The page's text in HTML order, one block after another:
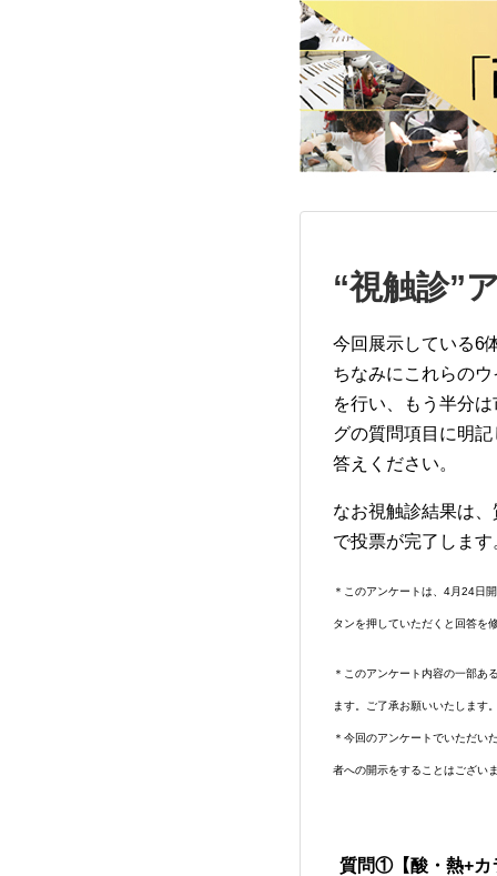
“視触診”
今回展示している6
ちなみにこれらの
を行い、もう半分
グの質問項目に明
答えください。
なお視触診結果は
で投票が完了します
＊このアンケートは、4月24日
タンを押していただくと回答を
＊このアンケート内容の一部あ
ます。ご了承お願いいたします
＊今回のアンケートでいただい
者への開示をすることはござい
質問①【酸・熱+カ